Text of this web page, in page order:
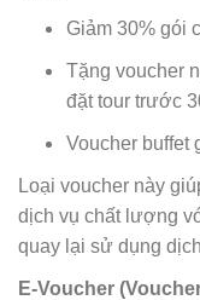
Giảm 30% gói
Tặng voucher
đặt tour trước
Voucher buffet
Loại voucher này
dịch vụ chất lượng
quay lại sử dụng
E-Voucher